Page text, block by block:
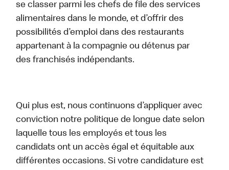
se classer parmi les chefs de file des services
alimentaires dans le monde, et d’offrir des
possibilités d’emploi dans des restaurants
appartenant à la compagnie ou détenus par
des franchisés indépendants.
Qui plus est, nous continuons d’appliquer avec
conviction notre politique de longue date selon
laquelle tous les employés et tous les
candidats ont un accès égal et équitable aux
différentes occasions. Si votre candidature est